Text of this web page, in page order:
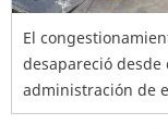
El
desapareció desde
administración de